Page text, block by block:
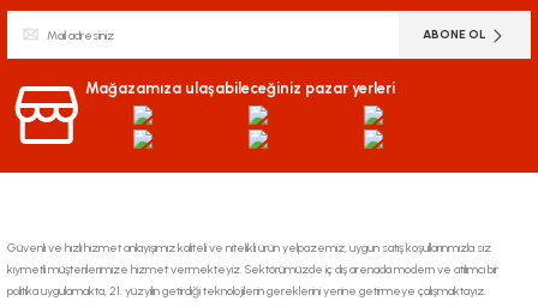
Ürün açıklamasında eksik bilgiler bulunuyor.
Ürün fiyatı diğer sitelerden daha pahalı.
Bu ürüne benzer farklı alternatifler olmalı.
Gönder
ABONE OL
Mağazamıza ulaşabileceğiniz pazar yerleri
Güvenli ve hızlı hizmet anlayışımız kaliteli ve nitelikli ürün yelpazemiz, uygun satış koşullarınmızla siz
kıymetli müşterilerimize hizmet vermekteyiz. Sektörümüzde iç dış arenada modern ve atılımcı bir
politika uygulamakta, 21. yüzyılın getirdiği teknolojilerin gereklerini yerine getirmeye çalışmaktayız.